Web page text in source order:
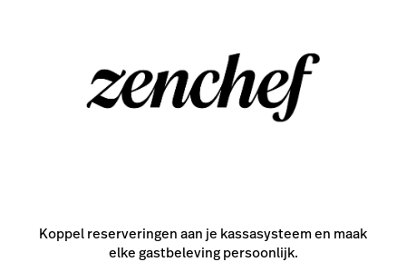
Koppel reserveringen aan je kassasysteem en maak
elke gastbeleving persoonlijk.